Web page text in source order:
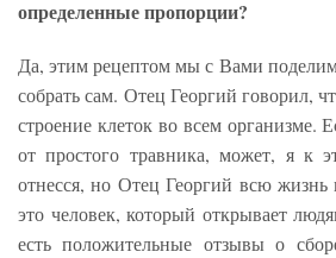
определенные пропорции?
Да, этим рецептом мы с Вами
собрать сам. Отец Георгий говорил,
строение клеток во всем организме.
от простого травника, может, я к
отнесся, но Отец Георгий всю жизнь
это человек, который открывает
есть положительные отзывы о